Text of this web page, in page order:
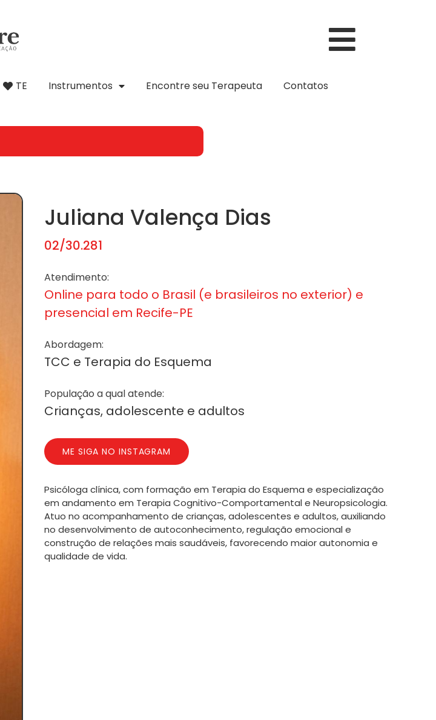
TE Instrumentos Encontre seu Terapeuta Contatos
Juliana Valença Dias
02/30.281
Atendimento:
Online para todo o Brasil (e brasileiros no exterior) e
presencial em Recife-PE
Abordagem:
TCC e Terapia do Esquema
População a qual atende:
Crianças, adolescente e adultos
ME SIGA NO INSTAGRAM
Psicóloga clínica, com formação em Terapia do Esquema e especialização
em andamento em Terapia Cognitivo-Comportamental e Neuropsicologia.
Atuo no acompanhamento de crianças, adolescentes e adultos, auxiliando
no desenvolvimento de autoconhecimento, regulação emocional e
construção de relações mais saudáveis, favorecendo maior autonomia e
qualidade de vida.